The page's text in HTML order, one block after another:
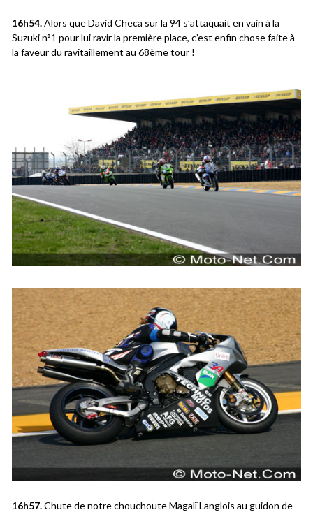
16h54.Alors que David Checa sur la 94 s’attaquait en vain à la
Suzuki n°1 pour lui ravir la première place, c’est enfin chose faite à
la faveur du ravitaillement au 68ème tour !
16h57.Chute de notre chouchoute Magalï Langlois au guidon de